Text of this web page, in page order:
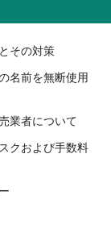
その対策
名前を無断使用
業者について
クおよび手数料